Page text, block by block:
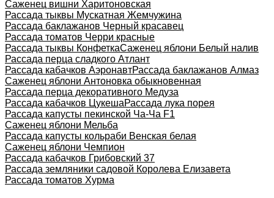
Саженец вишни Харитоновская
Рассада тыквы Мускатная Жемчужина
Рассада баклажанов Черный красавец
Рассада томатов Черри красные
Рассада тыквы КонфеткаСаженец яблони Белый налив
Рассада перца сладкого Атлант
Рассада кабачков АэронавтРассада баклажанов Алмаз
Саженец яблони Антоновка обыкновенная
Рассада перца декоративного Медуза
Рассада кабачков ЦукешаРассада лука порея
Рассада капусты пекинской Ча-Ча F1
Саженец яблони Мельба
Рассада капусты кольраби Венская белая
Саженец яблони Чемпион
Рассада кабачков Грибовский 37
Рассада земляники садовой Королева Елизавета
Рассада томатов Хурма